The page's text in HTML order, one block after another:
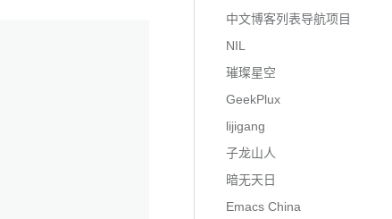
中文博客列表导航项目
NIL
璀璨星空
GeekPlux
lijigang
子龙山人
暗无天日
Emacs China